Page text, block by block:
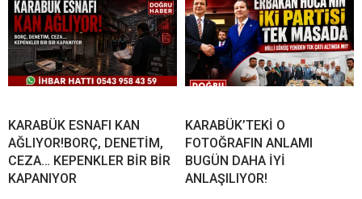
KARABÜK ESNAFI KAN
AĞLIYOR!BORÇ, DENETİM,
CEZA… KEPENKLER BİR BİR
KAPANIYOR
KARABÜK’TEKİ O
FOTOĞRAFIN ANLAMI
BUGÜN DAHA İYİ
ANLAŞILIYOR!